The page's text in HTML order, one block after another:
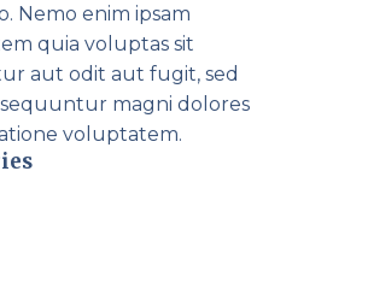
Nemo enim ipsam
quia voluptas sit
aut odit aut fugit, sed
magni dolores
voluptatem.